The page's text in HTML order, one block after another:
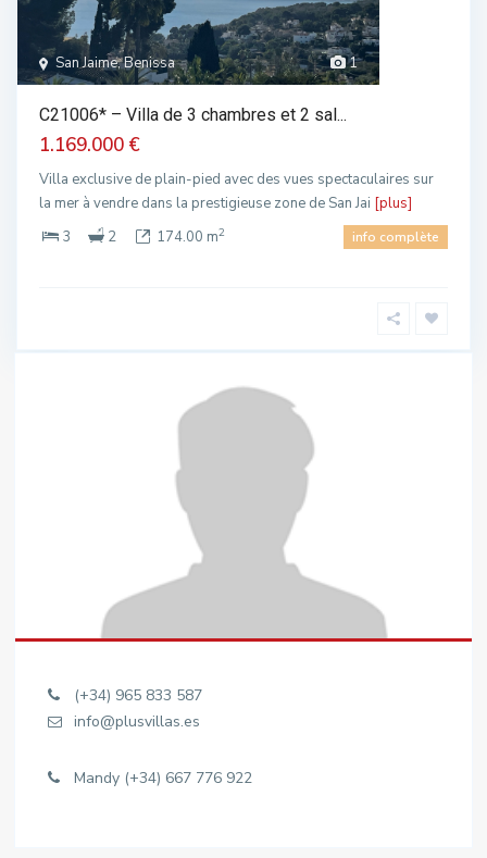
1
San Jaime, Benissa
C21006* – Villa de 3 chambres et 2 sal...
1.169.000 €
Villa exclusive de plain-pied avec des vues spectaculaires sur
la mer à vendre dans la prestigieuse zone de San Jai [plus]
3
2 174.00 m2 info complète
(+34) 965 833 587
info@plusvillas.es
Mandy (+34) 667 776 922